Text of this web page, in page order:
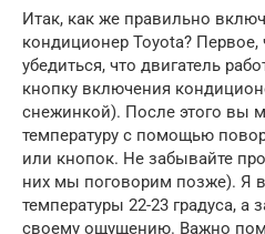
Итак, как же правильно
кондиционер Toyota? Первое,
убедиться, что двигатель
кнопку включения
снежинкой). После этого вы
температуру с помощью
или кнопок. Не забывайте
них мы поговорим позже). Я
температуры 22-23 градуса, а
своему ощущению. Важно